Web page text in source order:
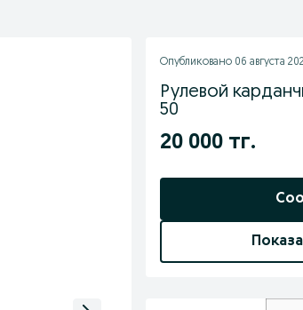
Опубликовано 06 августа
Рулевой
50
20 000 тг.